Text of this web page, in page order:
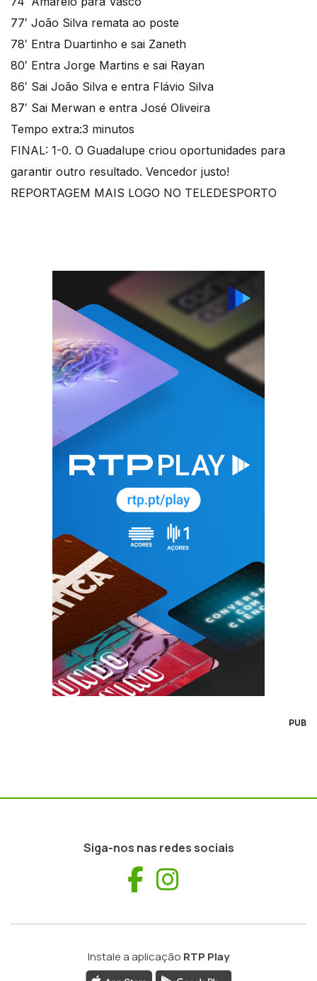
77′ João Silva remata ao poste
78′ Entra Duartinho e sai Zaneth
80′ Entra Jorge Martins e sai Rayan
86′ Sai João Silva e entra Flávio Silva
87′ Sai Merwan e entra José Oliveira
Tempo extra:3 minutos
FINAL: 1-0. O Guadalupe criou oportunidades para
garantir outro resultado. Vencedor justo!
REPORTAGEM MAIS LOGO NO TELEDESPORTO
PUB
Siga-nos nas redes sociais
Facebook
Instale a aplicação RTP Play